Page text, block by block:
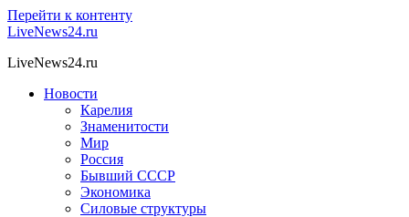
Перейти к контенту
LiveNews24.ru
LiveNews24.ru
Новости
Карелия
Знаменитости
Мир
Россия
Бывший СССР
Экономика
Силовые структуры